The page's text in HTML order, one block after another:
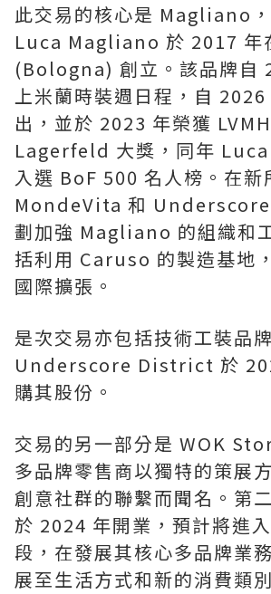
此交易的核心是 Magliano
Luca Magliano 於 2017 年
(Bologna) 創立。該品牌自
上米蘭時裝週日程，自
出，並於 2023 年榮獲
Lagerfeld 大獎，同年
入選 BoF 500 名人榜。在新
MondeVita 和
劃加強 Magliano 的組織和
括利用 Caruso 的製造基地
國際擴張。
是次交易亦包括技術工裝品
Underscore District 於
購其股份。
交易的另一部分是 WOK
多品牌零售商以獨特的策展
創意社群的聯繫而聞名。第
於 2024 年開業，預計將進
段，在發展其核心多品牌業
展至生活方式和新的消費類